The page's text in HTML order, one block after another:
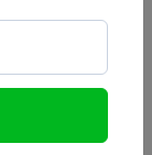
cách doanh
doanh nghiệp